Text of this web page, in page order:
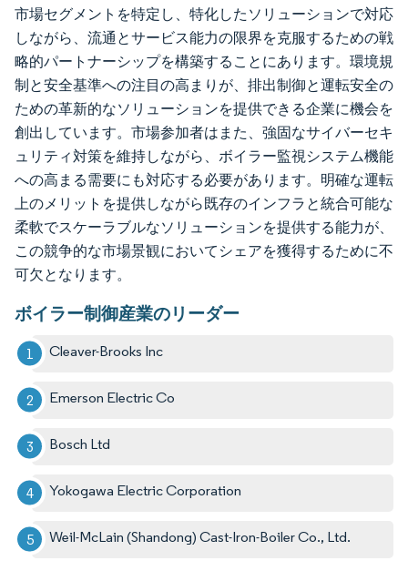
市場セグメントを特定し、特化したソリューションで対応
しながら、流通とサービス能力の限界を克服するための戦
略的パートナーシップを構築することにあります。環境規
制と安全基準への注目の高まりが、排出制御と運転安全の
ための革新的なソリューションを提供できる企業に機会を
創出しています。市場参加者はまた、強固なサイバーセキ
ュリティ対策を維持しながら、ボイラー監視システム機能
への高まる需要にも対応する必要があります。明確な運転
上のメリットを提供しながら既存のインフラと統合可能な
柔軟でスケーラブルなソリューションを提供する能力が、
この競争的な市場景観においてシェアを獲得するために不
可欠となります。
ボイラー制御産業のリーダー
Cleaver-Brooks Inc
Emerson Electric Co
Bosch Ltd
Yokogawa Electric Corporation
Weil-McLain (Shandong) Cast-Iron-Boiler Co., Ltd.